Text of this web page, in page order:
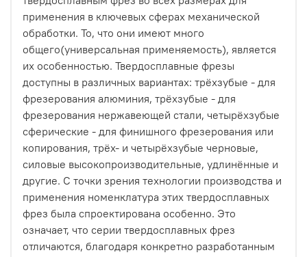
применения в ключевых сферах механической
обработки. То, что они имеют много
общего(универсальная применяемость), является
их особенностью. Твердосплавные фрезы
доступны в различных вариантах: трёхзубые - для
фрезерования алюминия, трёхзубые - для
фрезерования нержавеющей стали, четырёхзубые
сферические - для финишного фрезерования или
копирования, трёх- и четырёхзубые черновые,
силовые высокопроизводительные, удлинённые и
другие. С точки зрения технологии производства и
применения номенклатура этих твердосплавных
фрез была спроектирована особенно. Это
означает, что серии твердосплавных фрез
отличаются, благодаря конкретно разработанным